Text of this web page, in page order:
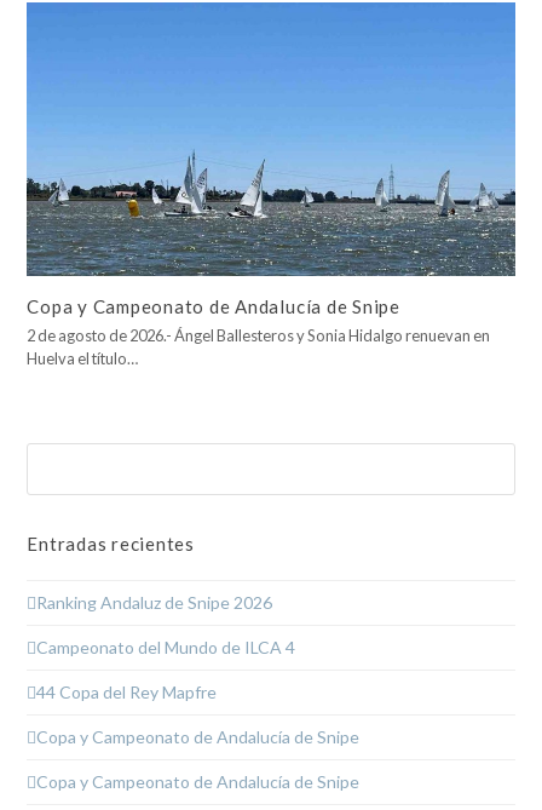
Copa y Campeonato de Andalucía de Snipe
2 de agosto de 2026.- Ángel Ballesteros y Sonia Hidalgo renuevan en
Huelva el título…
Entradas recientes
Ranking Andaluz de Snipe 2026
Campeonato del Mundo de ILCA 4
44 Copa del Rey Mapfre
Copa y Campeonato de Andalucía de Snipe
Copa y Campeonato de Andalucía de Snipe